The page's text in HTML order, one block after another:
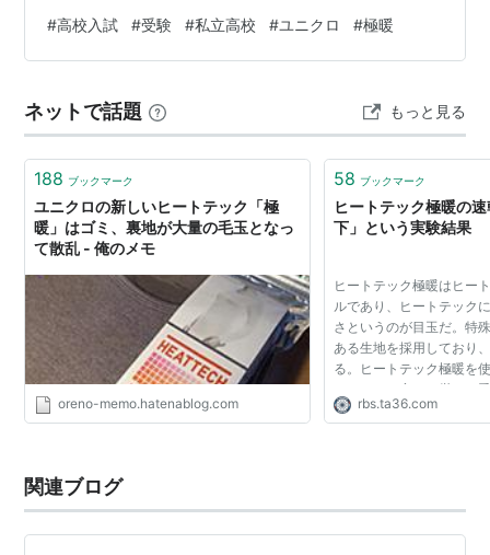
ラへ。 早くしなさいと言い始めたくなります。 中学校と
違い、自転車と電車で行く高校なので、慌てて行けばい
ので、何も言わないように努力＆我慢。 で、慌てて制服
に着替えてる息子を見ると なんと！制服を逆向きに着て
る！！ ギャグか？と何やって…
#高校入試 #受験 #私立高校 #ユニクロ #極暖
ネットで話題 もっと見る
188 ブックマーク
ユニクロの新しいヒートテック「極
暖」はゴミ、裏地が大量の毛玉となっ
て散乱 - 俺のメモ
oreno-memo.hatenablog.com
58 ブックマーク
ヒートテック極暖の
下」という実験結果
ヒートテック極暖はヒー
ルであり、ヒートテック
さというのが目玉だ。特
ある生地を採用しており
る。ヒートテック極暖を
ションは、寒さの厳しい
外作業やレジャーと有る
rbs.ta36.com
関連ブログ